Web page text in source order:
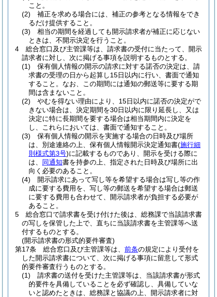
こと。
(2)
補正を求める場合には、補正の参考となる情報をでき
るだけ提供すること。
(3)
相当の期間を経過しても開示請求者が補正に応じない
ときは、不開示決定を行うこと。
4
総合窓口及び主管課等は、請求書の受付に当たって、開示
請求者に対し、次に掲げる事項を説明するものとする。
(1)
保有個人情報の開示の請求に対する諾否の決定は、請
求書の受理の日から起算し15日以内に行い、書面で通知
すること。 なお、この期間には通知の郵送等に要する期
間は含まないこと。
(2)
やむを得ない理由により、15日以内に諾否の決定がで
きない場合は、決定期間を30日以内に限り延長し、又は
決定に特に長期間を要する場合は相当期間内に決定を
し、これらにおいては、書面で通知すること。
(3)
保有個人情報の開示を実施する場合の日時及び場所
は、別途連絡の上、保有個人情報開示決定通知書(施行細
則様式第3号)に記載するものであり、開示を受ける際に
は、 同通知書を持参の上、指定された日時及び場所に出
向く必要のあること。
(4)
開示請求にあって写し等を希望する場合は写し等の作
成に要する費用を、写し等の郵送を希望する場合は郵送
に要する費用も合わせて、開示請求者が負担する必要が
あること。
5
総合窓口で請求書を受け付けた後は、総務課で当該請求書
の写しを保管した上で、直ちに当該請求書を主管課等へ送
付するものとする。
(開示請求書の形式的要件審査)
第17条
総合窓口及び主管課等は、 前条の規定により受付を
した開示請求書について、次に掲げる事項に留意して形式
的要件審査行うものとする。
(1)
請求書の送付を受けた主管課等は、当該請求書が形式
的要件を具備していることを必ず確認し、具備していな
いと認めたときは、総務課と協議の上、開示請求者に対